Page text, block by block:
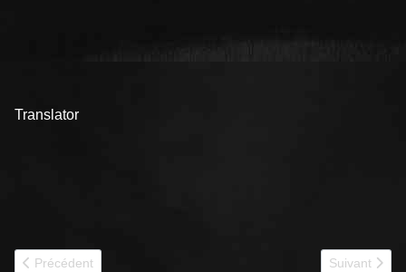
Translator
Article précédent : 1944 501e RCC Historique
Précédent Article
Suivant